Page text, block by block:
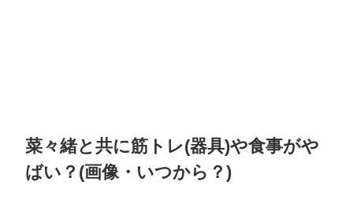
菜々緒と共に筋トレ(器具)や食事がや
ばい？(画像・いつから？)